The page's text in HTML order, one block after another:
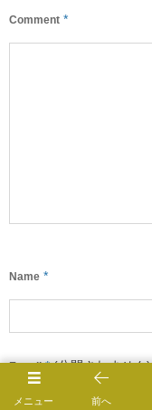
Comment *
Name *
E-mail *(公開されません)
メニュー 前へ